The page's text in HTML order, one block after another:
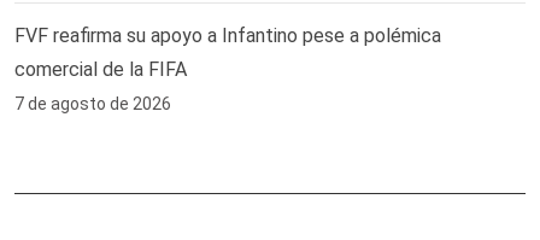
FVF reafirma su apoyo a Infantino pese a polémica
comercial de la FIFA
7 de agosto de 2026